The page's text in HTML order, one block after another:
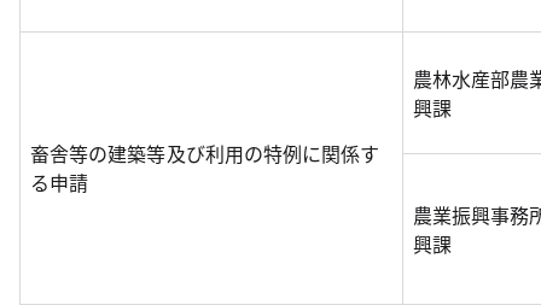
畜舎等の建築等及び利用の特例に関係す
る申請
農林水産部農
興課
農業振興事務
興課